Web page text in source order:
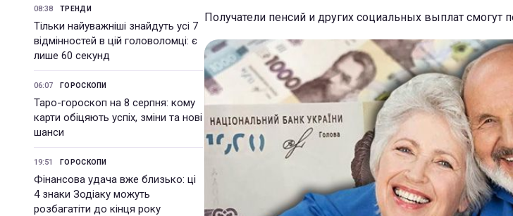
08:38 ТРЕНДИ
Тільки найуважніші знайдуть усі 7
відмінностей в цій головоломці: є
лише 60 секунд
06:07 ГОРОСКОПИ
Таро-гороскоп на 8 серпня: кому
карти обіцяють успіх, зміни та нові
шанси
19:51 ГОРОСКОПИ
Фінансова удача вже близько: ці
4 знаки Зодіаку можуть
розбагатіти до кінця року
Получатели пенсий и других социальных выплат